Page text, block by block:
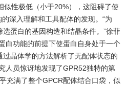
似性极低（小于20%），这阻碍了使
深入理解和工具配体的发现。“为
蛋白的基因构造和结晶条件。”徐菲
白功能的前提下使蛋白自身处于一个
晶体学的方法解析了无配体状态的
人员惊讶地发现了GPR52独特的第
充满了整个GPCR配体结合口袋，似